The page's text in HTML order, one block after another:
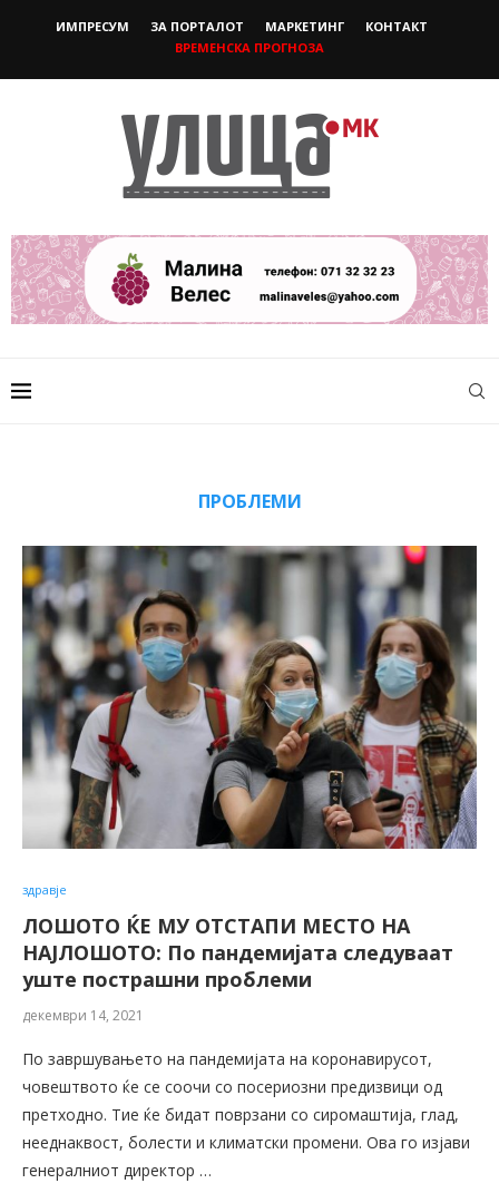
ИМПРЕСУМ ЗА ПОРТАЛОТ МАРКЕТИНГ
КОНТАКТ
ВРЕМЕНСКА ПРОГНОЗА
ПРОБЛЕМИ
здравје
ЛОШОТО ЌЕ МУ ОТСТАПИ МЕСТО НА
НАЈЛОШОТО: По пандемијата следуваат
уште пострашни проблеми
декември 14, 2021
По завршувањето на пандемијата на коронавирусот,
човештвото ќе се соочи со посериозни предизвици од
претходно. Тие ќе бидат поврзани со сиромаштија, глад,
нееднаквост, болести и климатски промени. Ова го изјави
генералниот директор …